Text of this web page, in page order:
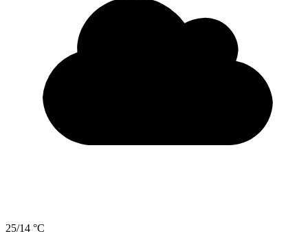
25/14 °C